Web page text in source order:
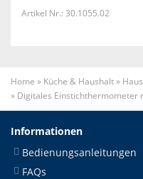
Artikel Nr.: 30.1055.02
Home » Küche & Haushalt»
» Digitales Einstichthermometer
Informationen
Bedienungsanleitungen
FAQs